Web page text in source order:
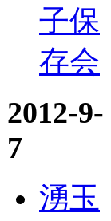
子保
存会
2012-9-
7
湧玉